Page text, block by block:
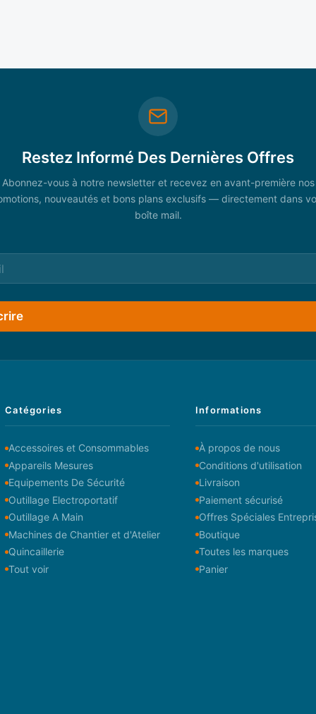
Restez Informé Des Dernières Offres
Abonnez-vous à notre newsletter et recevez en avant-première nos
nouveautés et bons plans exclusifs — directement dans
boîte mail.
Catégories
Accessoires et Consommables
Appareils Mesures
Equipements De Sécurité
Outillage Electroportatif
Outillage A Main
Machines de Chantier et d'Atelier
Quincaillerie
Tout voir
Informations
À propos de nous
Conditions d'utilisation
Livraison
Paiement sécurisé
Offres Spéciales
Boutique
Toutes les marques
Panier